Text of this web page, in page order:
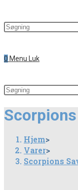
search
0 Menu Luk
Search
website
Hjem>
Varer>
Scorpions